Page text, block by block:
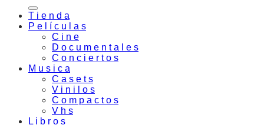
T i e n d a
P e l í c u l a s
C i n e
D o c u m e n t a l e s
C o n c i e r t o s
M u s i c a
C a s e t s
V i n i l o s
C o m p a c t o s
V h s
L i b r o s